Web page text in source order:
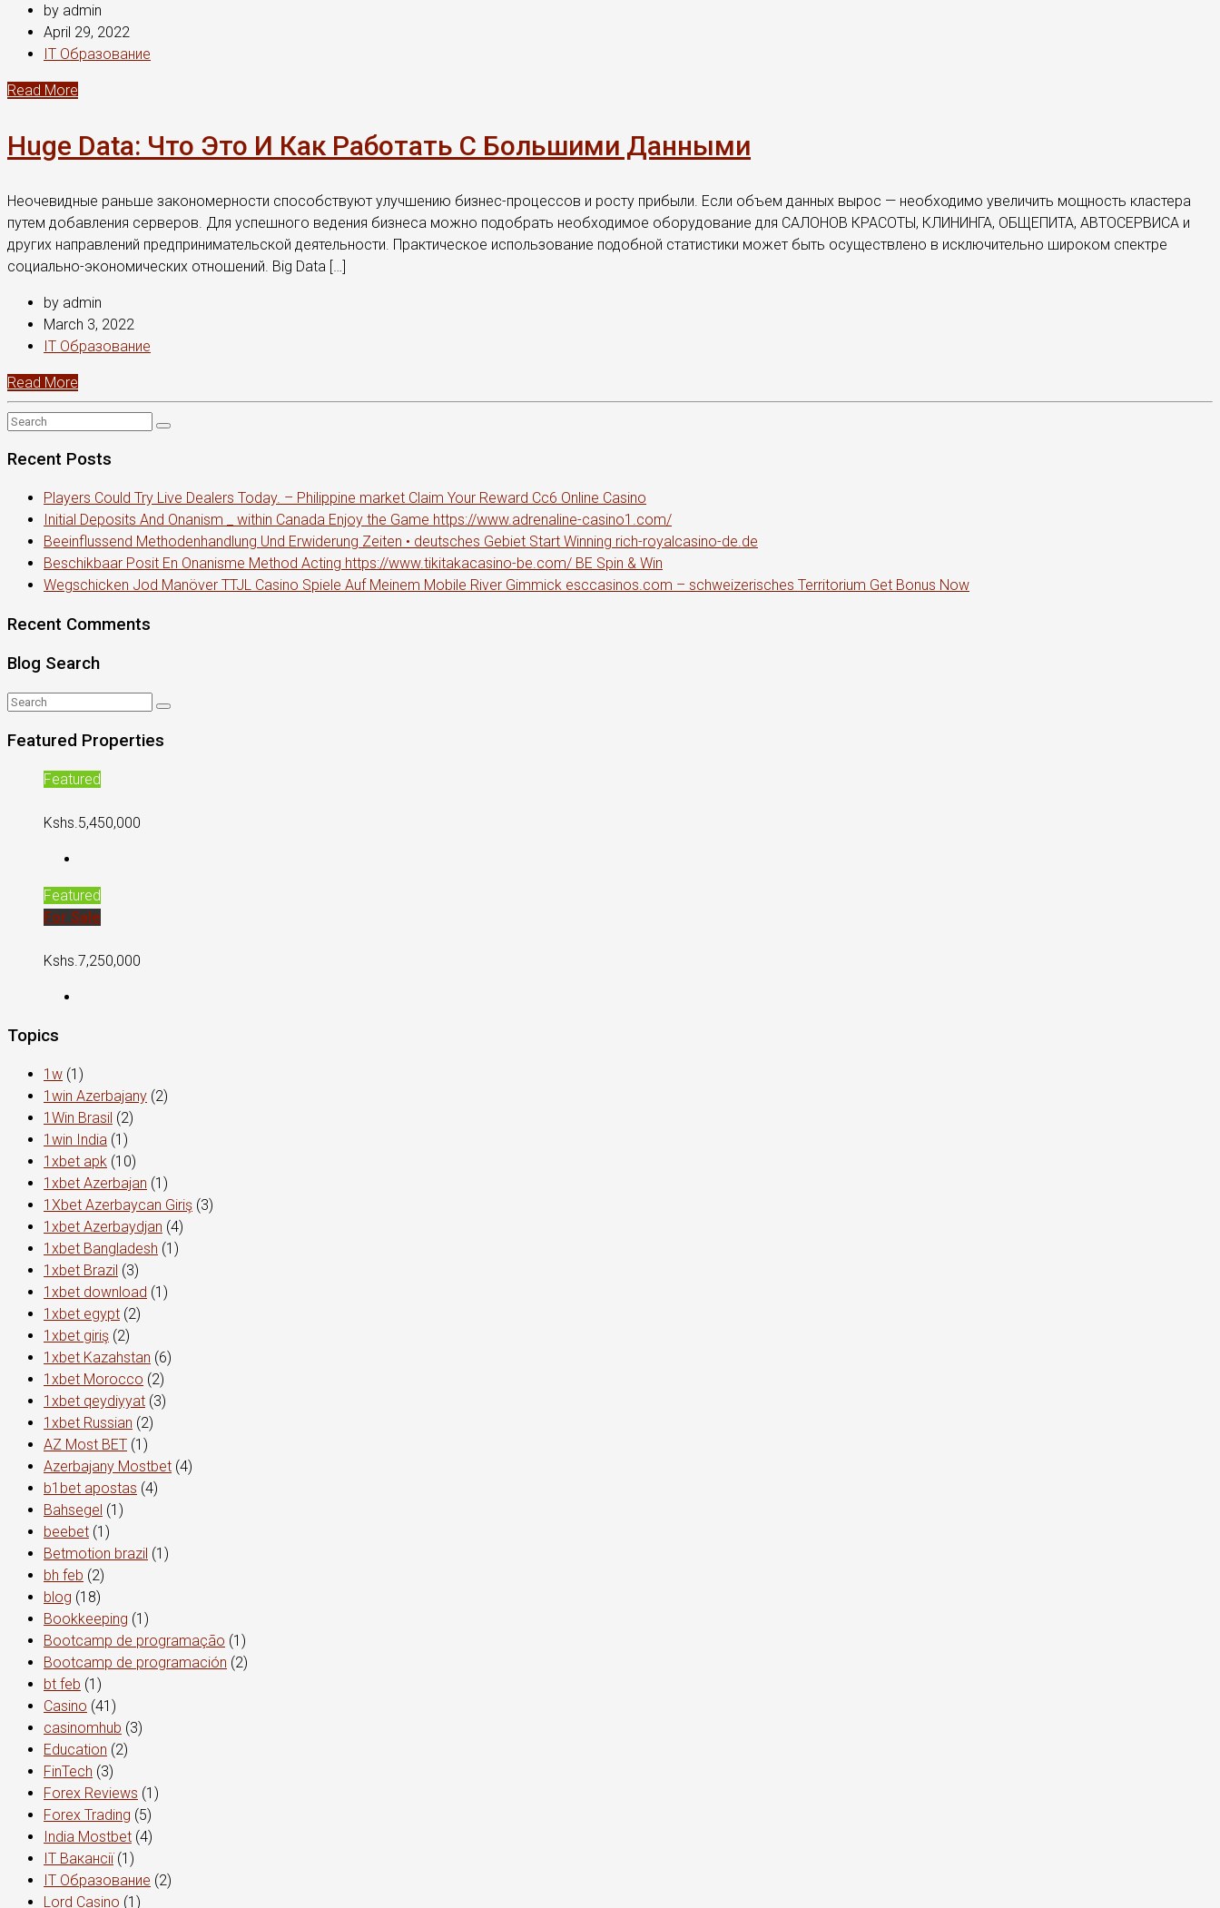
by admin
April 29, 2022
IT Образование
Read More
Huge Data: Что Это И Как Работать С Большими Данными
Неочевидные раньше закономерности способствуют улучшению бизнес-процессов и росту прибыли. Если объем данных вырос — необходимо увеличить мощность кластера
путем добавления серверов. Для успешного ведения бизнеса можно подобрать необходимое оборудование для САЛОНОВ КРАСОТЫ, КЛИНИНГА, ОБЩЕПИТА, АВТОСЕРВИСА и
других направлений предпринимательской деятельности. Практическое использование подобной статистики может быть осуществлено в исключительно широком спектре
социально-экономических отношений. Big Data […]
by admin
March 3, 2022
IT Образование
Read More
Recent Posts
Players Could Try Live Dealers Today. – Philippine market Claim Your Reward Cc6 Online Casino
Initial Deposits And Onanism _ within Canada Enjoy the Game https://www.adrenaline-casino1.com/
Beeinflussend Methodenhandlung Und Erwiderung Zeiten • deutsches Gebiet Start Winning rich-royalcasino-de.de
Beschikbaar Posit En Onanisme Method Acting https://www.tikitakacasino-be.com/ BE Spin & Win
Wegschicken Jod Manöver TTJL Casino Spiele Auf Meinem Mobile River Gimmick esccasinos.com – schweizerisches Territorium Get Bonus Now
Recent Comments
Blog Search
Featured Properties
Featured
Kshs.5,450,000
Featured
For Sale
Kshs.7,250,000
Topics
1w (1)
1win Azerbajany (2)
1Win Brasil (2)
1win India (1)
1xbet apk (10)
1xbet Azerbajan (1)
1Xbet Azerbaycan Giriş (3)
1xbet Azerbaydjan (4)
1xbet Bangladesh (1)
1xbet Brazil (3)
1xbet download (1)
1xbet egypt (2)
1xbet giriş (2)
1xbet Kazahstan (6)
1xbet Morocco (2)
1xbet qeydiyyat (3)
1xbet Russian (2)
AZ Most BET (1)
Azerbajany Mostbet (4)
b1bet apostas (4)
Bahsegel (1)
beebet (1)
Betmotion brazil (1)
bh feb (2)
blog (18)
Bookkeeping (1)
Bootcamp de programação (1)
Bootcamp de programación (2)
bt feb (1)
Casino (41)
casinomhub (3)
Education (2)
FinTech (3)
Forex Reviews (1)
Forex Trading (5)
India Mostbet (4)
IT Вакансії(1)
IT Образование (2)
Lord Сasino (1)